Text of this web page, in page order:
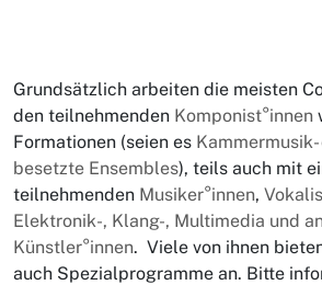
Grundsätzlich arbeiten die meisten
den teilnehmenden Komponist°innen
Formationen (seien es
besetzte Ensembles), teils auch mit
teilnehmenden Musiker°innen,
Elektronik-, Klang-, Multimedia und
Künstler°innen. Viele von ihnen
auch Spezialprogramme an. Bitte